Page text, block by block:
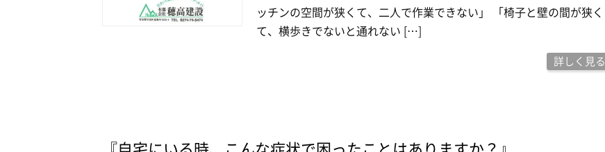
ッチンの空間が狭くて、二人で作業できない」 「椅子と壁の間が狭く
て、横歩きでないと通れない […]
詳しく見る